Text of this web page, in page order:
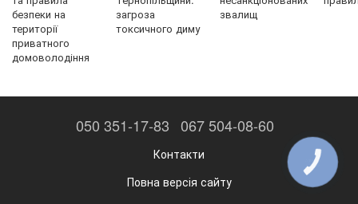
безпеки на
території
приватного
домоволодіння
загроза
токсичного диму
звалищ
050 351-17-83 067 504-08-60
Контакти
Повна версія сайту
КНОПКА
ЗВ'ЯЗКУ